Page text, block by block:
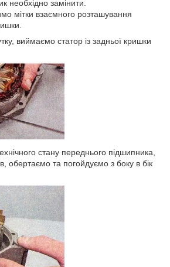
необхідно замінити.
мітки взаємного розташування
виймаємо статор із задньої кришки
стану переднього підшипника,
обертаємо та погойдуємо з боку в бік